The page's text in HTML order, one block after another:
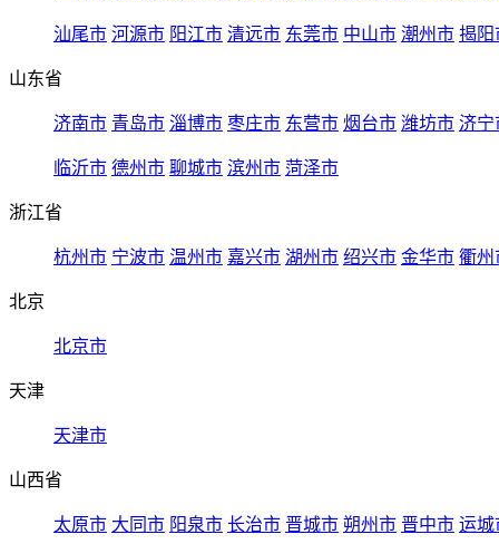
汕尾市 河源市 阳江市 清远市 东莞市 中山市 潮州市 揭阳
山东省
济南市 青岛市 淄博市 枣庄市 东营市 烟台市 潍坊市 济宁
临沂市 德州市 聊城市 滨州市 菏泽市
浙江省
杭州市 宁波市 温州市 嘉兴市 湖州市 绍兴市 金华市 衢州
北京
北京市
天津
天津市
山西省
太原市 大同市 阳泉市 长治市 晋城市 朔州市 晋中市 运城